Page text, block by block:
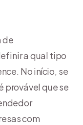
de
a qual tipo
No início, se
provável que se
com